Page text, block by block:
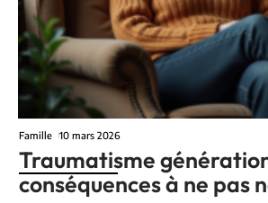
Famille 10 mars 2026
Traumatisme
conséquences à ne pas